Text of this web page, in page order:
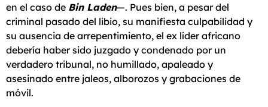
en el caso de Bin Laden—. Pues bien, a pesar del
criminal pasado del libio, su manifiesta culpabilidad y
su ausencia de arrepentimiento, el ex líder africano
debería haber sido juzgado y condenado por un
verdadero tribunal, no humillado, apaleado y
asesinado entre jaleos, alborozos y grabaciones de
móvil.